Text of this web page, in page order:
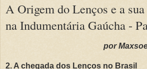
A Origem do Lenços e a
na Indumentária Gaúcha -
por
2. A chegada dos Lenços no Brasil